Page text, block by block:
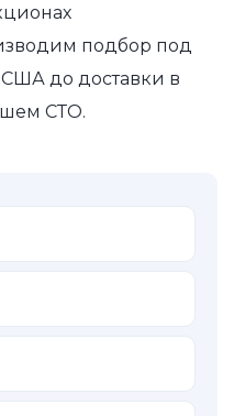
подбор под
до доставки в
СТО.